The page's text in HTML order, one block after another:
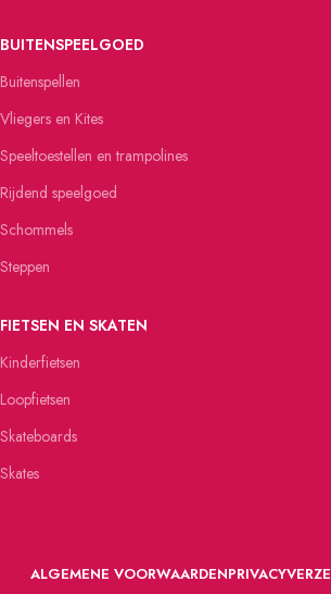
BUITENSPEELGOED
Buitenspellen
Vliegers en Kites
Speeltoestellen en trampolines
Rijdend speelgoed
Schommels
Steppen
FIETSEN EN SKATEN
Kinderfietsen
Loopfietsen
Skateboards
Skates
ALGEMENE VOORWAARDENPRIVACY